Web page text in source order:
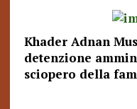
Khader Adnan
detenzione
sciopero della